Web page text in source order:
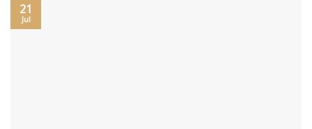
21
Jul